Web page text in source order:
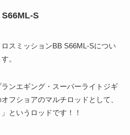
S
スミッションBB S66ML-Sについ
。
ンエギング・スーパーライトジギ
フショアのマルチロッドとして、
というロッドです！！